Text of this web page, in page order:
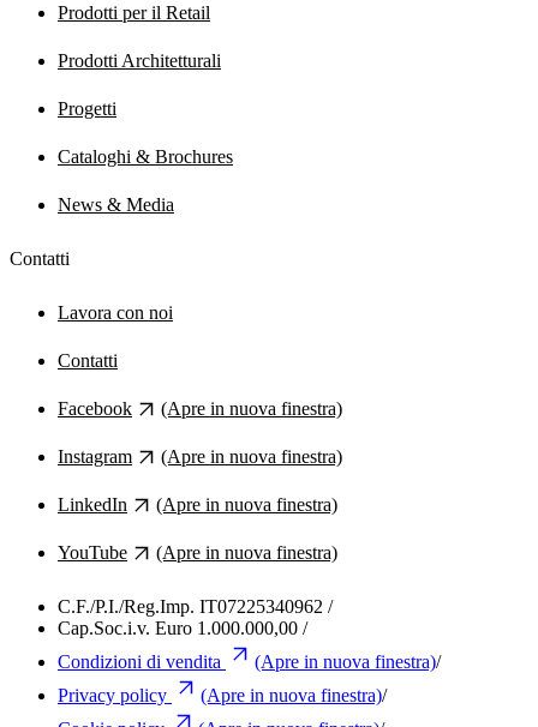
Prodotti per il Retail
Prodotti Architetturali
Progetti
Cataloghi & Brochures
News & Media
Contatti
Lavora con noi
Contatti
Facebook (Apre in nuova finestra)
Instagram (Apre in nuova finestra)
LinkedIn (Apre in nuova finestra)
YouTube (Apre in nuova finestra)
C.F./P.I./Reg.Imp. IT07225340962 /
Cap.Soc.i.v. Euro 1.000.000,00 /
Condizioni di vendita
(Apre in nuova finestra)/
Privacy policy
(Apre in nuova finestra)/